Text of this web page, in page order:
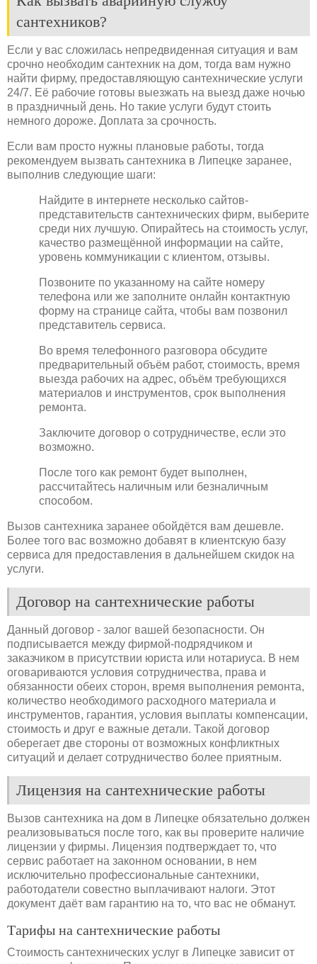
сантехников?
Если у вас сложилась непредвиденная ситуация и вам
срочно необходим сантехник на дом, тогда вам нужно
найти фирму, предоставляющую сантехнические услуги
24/7. Её рабочие готовы выезжать на выезд даже ночью
в праздничный день. Но такие услуги будут стоить
немного дороже. Доплата за срочность.
Если вам просто нужны плановые работы, тогда
рекомендуем вызвать сантехника в Липецке заранее,
выполнив следующие шаги:
Найдите в интернете несколько сайтов-
представительств сантехнических фирм, выберите
среди них лучшую. Опирайтесь на стоимость услуг,
качество размещённой информации на сайте,
уровень коммуникации с клиентом, отзывы.
Позвоните по указанному на сайте номеру
телефона или же заполните онлайн контактную
форму на странице сайта, чтобы вам позвонил
представитель сервиса.
Во время телефонного разговора обсудите
предварительный объём работ, стоимость, время
выезда рабочих на адрес, объём требующихся
материалов и инструментов, срок выполнения
ремонта.
Заключите договор о сотрудничестве, если это
возможно.
После того как ремонт будет выполнен,
рассчитайтесь наличным или безналичным
способом.
Вызов сантехника заранее обойдётся вам дешевле.
Более того вас возможно добавят в клиентскую базу
сервиса для предоставления в дальнейшем скидок на
услуги.
Договор на сантехнические работы
Данный договор - залог вашей безопасности. Он
подписывается между фирмой-подрядчиком и
заказчиком в присутствии юриста или нотариуса. В нем
оговариваются условия сотрудничества, права и
обязанности обеих сторон, время выполнения ремонта,
количество необходимого расходного материала и
инструментов, гарантия, условия выплаты компенсации,
стоимость и друг е важные детали. Такой договор
оберегает две стороны от возможных конфликтных
ситуаций и делает сотрудничество более приятным.
Лицензия на сантехнические работы
Вызов сантехника на дом в Липецке обязательно должен
реализовываться после того, как вы проверите наличие
лицензии у фирмы. Лицензия подтверждает то, что
сервис работает на законном основании, в нем
исключительно профессиональные сантехники,
работодатели совестно выплачивают налоги. Этот
документ даёт вам гарантию на то, что вас не обманут.
Тарифы на сантехнические работы
Стоимость сантехнических услуг в Липецке зависит от